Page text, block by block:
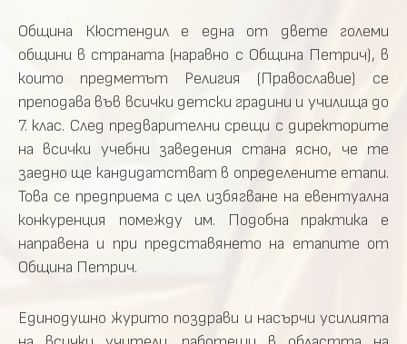
Община Кюстендил е една от двете големи
общини в страната (наравно с Община Петрич), в
които предметът Религия (Православие) се
преподава във всички детски градини и училища до
7. клас. След предварителни срещи с директорите
на всички учебни заведения стана ясно, че те
заедно ще кандидатстват в определените етапи.
Това се предприема с цел избягване на евентуална
конкуренция помежду им. Подобна практика е
направена и при представянето на етапите от
Община Петрич.
Единодушно журито поздрави и насърчи усилията